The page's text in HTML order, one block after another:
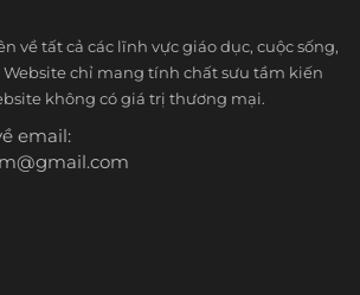
về tất cả các lĩnh vực giáo dục, cuộc sống,
chỉ mang tính chất sưu tầm kiến
không có giá trị thương mại.
email: